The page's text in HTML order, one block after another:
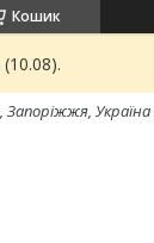
Кошик
Запоріжжя, Україна